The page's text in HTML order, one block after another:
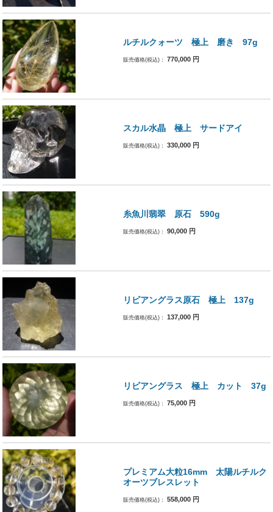
ルチルクォーツ 極上 磨き 97g
販売価格(税込)： 770,000 円
スカル水晶 極上 サードアイ
販売価格(税込)： 330,000 円
糸魚川翡翠 原石 590g
販売価格(税込)： 90,000 円
リビアングラス原石 極上 137g
販売価格(税込)： 137,000 円
リビアングラス 極上 カット 37g
販売価格(税込)： 75,000 円
プレミアム大粒16mm 太陽ルチルク
オーツブレスレット
販売価格(税込)： 558,000 円